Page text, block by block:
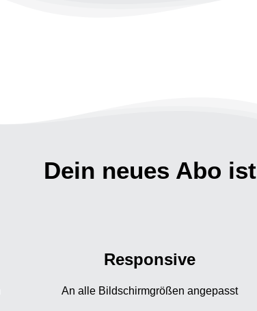
Dein neues Abo ist
Responsive
An alle Bildschirmgrößen angepasst